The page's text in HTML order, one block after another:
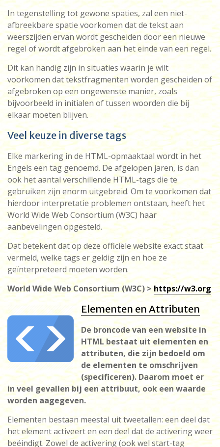
In tegenstelling tot gewone spaties, zal een niet-
afbreekbare spatie voorkomen dat de tekst aan
weerszijden ervan wordt gescheiden door een nieuwe
regel of wordt afgebroken aan het einde van een regel.
Dit kan handig zijn in situaties waarin je wilt
voorkomen dat tekstfragmenten worden gescheiden of
afgebroken op een ongewenste manier, zoals
bijvoorbeeld in initialen of tussen woorden die bij
elkaar moeten blijven.
Veel keuze in diverse tags
Elke markering in de HTML-opmaaktaal wordt in het
Engels een tag genoemd. De afgelopen jaren, is dan
ook het aantal verschillende HTML-tags die te
gebruiken zijn enorm uitgebreid. Om te voorkomen dat
hierdoor interpretatie problemen ontstaan, heeft het
World Wide Web Consortium (W3C) haar
aanbevelingen opgesteld.
Dat betekent dat op deze officiële website exact staat
vermeld, welke tags er geldig zijn en hoe ze
geïnterpreteerd moeten worden.
World Wide Web Consortium (W3C) > https://w3.org
Elementen en Attributen
De broncode van een website in
HTML bestaat uit elementen en
attributen, die zijn bedoeld om
de elementen te omschrijven
(specificeren). Daarom moet er
in veel gevallen bij een attribuut, ook een waarde
worden aagegeven.
Elementen bestaan meestal uit tweetallen: een deel dat
het element activeert en een deel dat de activering weer
beëindigt. Zowel de activering (ook wel start-tag